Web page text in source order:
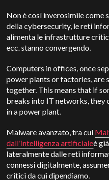
Non è così inverosimile come
della cybersecurity, le reti
alimenta le infrastrutture
ecc. stanno convergendo.
Computers in offices, once
power plants or factories, are
together. This means that if
breaks into IT networks, they
in a power plant.
Malware avanzato, tra cui
dall'intelligenza artificialeè
lateralmente dalle reti
connessi digitalmente,
critici da cui dipendiamo.